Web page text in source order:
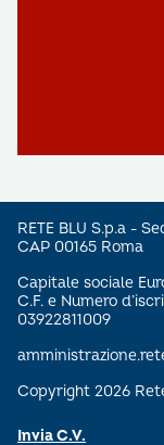
RETE BLU S.p.a -
CAP 00165 Roma
Capitale sociale
C.F. e Numero
03922811009
Copyright 2026
Invia C.V.